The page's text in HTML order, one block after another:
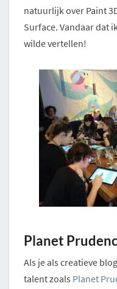
natuurlijk over Paint
Surface. Vandaar dat
wilde vertellen!
Planet
Als je als creatieve
talent zoals Planet